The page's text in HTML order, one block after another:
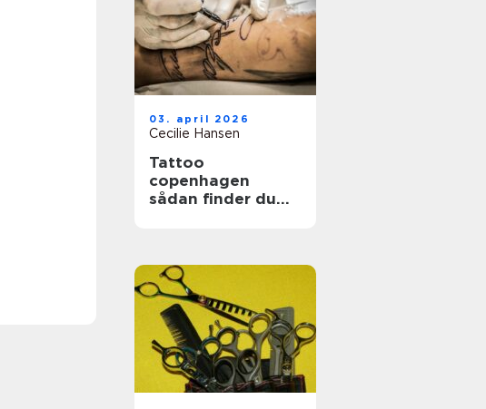
03. april 2026
Cecilie Hansen
Tattoo
copenhagen
sådan finder du